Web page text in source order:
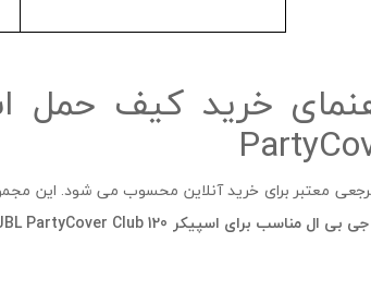
مرجعی معتبر برای خرید آنلاین محسوب می شود. این
بی ال مناسب برای اسپیکر PartyCover Club 120